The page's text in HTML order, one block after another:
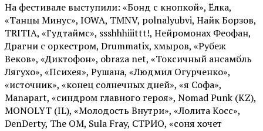
На фестивале выступили: «Бонд с кнопкой», Ёлка,
«Танцы Минус», IOWA, TMNV, polnalyubvi, Найк Борзов,
TRITIA, «Гудтаймс», ssshhhiiittt!, Нейромонах Феофан,
Драгни с оркестром, Drummatix, хмыров, «Рубеж
Веков», «Диктофон», obraza net, «Токсичный ансамбль
Лягухо», «Психея», Рушана, «Людмил Огурченко»,
«источник», «конец солнечных дней», «я Софа»,
Manapart, «синдром главного героя», Nomad Punk (KZ),
MONOLYT (IL), «Молодость Внутри», «Лолита Косс»,
DenDerty, The OM, Sula Fray, СТРИО, «соня хочет